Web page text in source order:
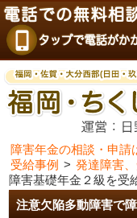
障害年金の相談・申請
受給事例 > 発達障害
障害基礎年金２級を受
注意欠陥多動障害で